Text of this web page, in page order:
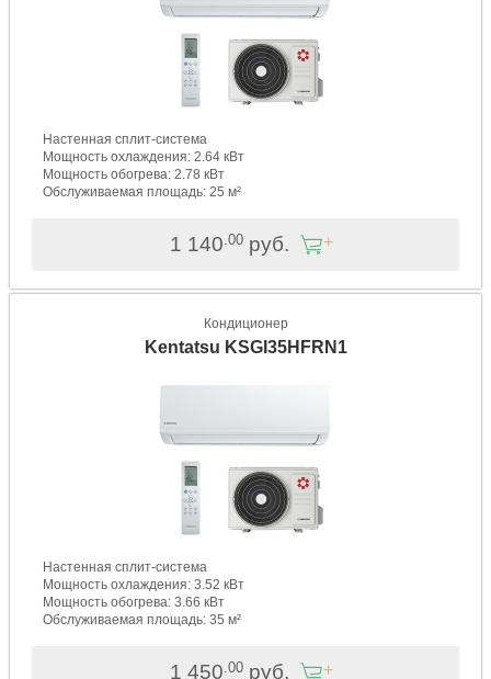
Настенная сплит-система
Мощность охлаждения: 2.64 кВт
Мощность обогрева: 2.78 кВт
Обслуживаемая площадь: 25 м²
1 140 .00руб.
Кондиционер
Kentatsu KSGI35HFRN1
Настенная сплит-система
Мощность охлаждения: 3.52 кВт
Мощность обогрева: 3.66 кВт
Обслуживаемая площадь: 35 м²
1 450 .00руб.